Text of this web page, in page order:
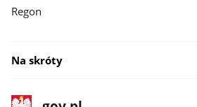
Regon
Na skróty
stopka